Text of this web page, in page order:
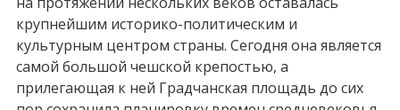
крупнейшим историко-политическим и
культурным центром страны. Сегодня она является
самой большой чешской крепостью, а
прилегающая к ней Градчанская площадь до сих